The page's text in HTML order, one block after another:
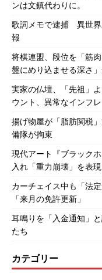
ンは文鎮代わりに。
歌詞メモで逮捕 異世界
報
将棋連盟、段位を「筋
盤にめり込ませる深さ
実家の仏壇、「先祖」
ウント、異常なインフレ
揚げ物屋が「脂肪関税
備隊が拘束
現代アート『ブラック
入れ「重力崩壊」を表
カーチェイス中も「法
「来月の免許更新」
耳鳴りを「入金通知」
たち
カテゴリー